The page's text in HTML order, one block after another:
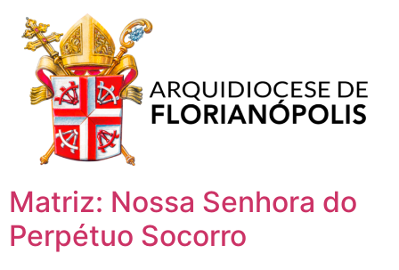
Matriz: Nossa Senhora do
Perpétuo Socorro